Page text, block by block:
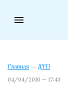
menu
Главная → ДТП
04/04/2016 — 17:43